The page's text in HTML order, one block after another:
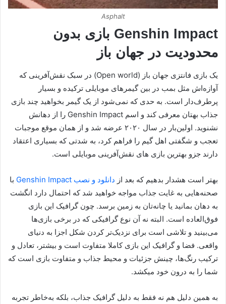
Asphalt
Genshin Impact بازی بدون
محدودیت در جهان باز
یک بازی فانتزی جهان باز (Open world) در سبک نقش‌آفرینی که
آوازه‌اش مثل بمب در بین گیمرهای موبایلی ترکیده و بسیار
پرطرف‌دار است. به حدی که نمی‌شود از یک گیمر بخواهید چند بازی
جذاب بهتان معرفی کند و اسم Genshin Impact را از دهانش
نشنوید. اولین‌بار در سال ۲۰۲۰ عرضه شد و از همان موقع موجبات
تعجب و شگفتی اهل گیم را فراهم کرد، به شدتی که بسیاری اعتقاد
دارند جزو بهترین بازی های نقش‌آفرینی موبایلی است.
بهتر است هشدار بدهیم که بعد از دانلود و نصب Genshin Impact
با
صحنه‌هایی به غایت جذاب مواجه خواهید شد که احتمال دارد انگشت
به دهان بمانید یا چانه‌تان به زمین برسد. چون گرافیک این بازی
فوق‌العاده است. البته نه آن نوع گرافیکی که در برخی بازی‌ها
می‌بینید و تلاشی است برای نزدیک‌تر کردن شکل اجزا به دنیای
واقعی. فضا و گرافیک این بازی کاملا متفاوت است و بیشتر، تعادل و
ترکیب رنگ‌ها، چینش جزئیات و محیط جذاب و متفاوت بازی است که
شما را به درون خود میکشد.
به همین دلیل هم نه فقط به دلیل گرافیک جذاب، بلکه به‌خاطر تجربه